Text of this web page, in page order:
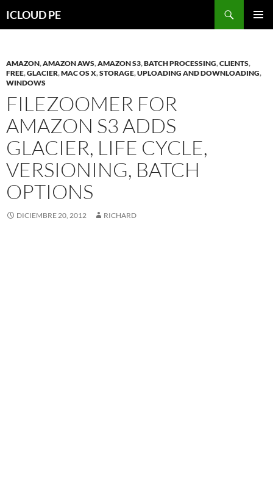
hacia
ICLOUD PE
AMAZON,AMAZON AWS,AMAZON S3,BATCH PROCESSING,CLIENTS,
FREE,GLACIER,MAC OS X,STORAGE,UPLOADING AND DOWNLOADING,
WINDOWS
FILEZOOMER FOR
AMAZON S3 ADDS
GLACIER, LIFE CYCLE,
VERSIONING, BATCH
OPTIONS
DICIEMBRE 20, 2012 RICHARD